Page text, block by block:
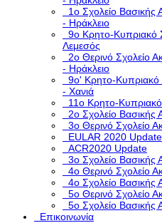
1o Σχολείο Βασικής
- Ηράκλειο
9ο Κρητο-Κυπριακό
Λεμεσός
2ο Θερινό Σχολείο
- Ηράκλειο
9ο' Κρητο-Κυπριακό
- Χανιά
11ο Κρητο-
2o Σχολείο Βασικής
3o Θερινό Σχολείο
EULAR 2020 Update
ACR2020 Update
3ο Σχολείο Βασικής
4ο Θερινό Σχολείο
4ο Σχολείο Βασικής
5o Θερινό Σχολείο
5ο Σχολείο Βασικής
Επικοινωνία